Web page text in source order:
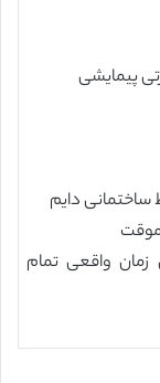
زمان واقعی تمام